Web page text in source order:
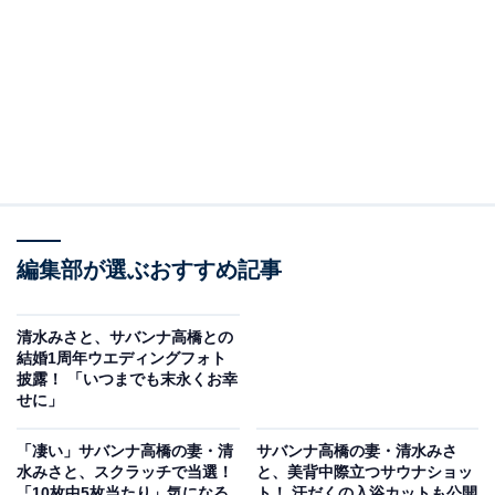
編集部が選ぶおすすめ記事
清水みさと、サバンナ高橋との
結婚1周年ウエディングフォト
披露！ 「いつまでも末永くお幸
せに」
「凄い」サバンナ高橋の妻・清
水みさと、スクラッチで当選！
サバンナ高橋の妻・清水みさ
と、美背中際立つサウナショッ